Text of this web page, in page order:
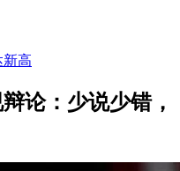
新高
论：​少说少错，